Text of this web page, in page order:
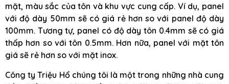
mặt, màu sắc của tôn và khu vực cung cấp. Ví dụ, panel
với độ dày 50mm sẽ có giá rẻ hơn so với panel độ dày
100mm. Tương tự, panel có độ dày tôn 0.4mm sẽ có giá
thấp hơn so với tôn 0.5mm. Hơn nữa, panel với mặt tôn
giá sẽ rẻ hơn so với mặt inox.
Công ty Triệu Hổ chúng tôi là một trong những nhà cung